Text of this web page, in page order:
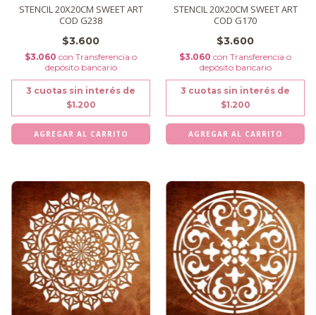
STENCIL 20X20CM SWEET ART
COD G238
$3.600
$3.060 con Transferencia o
depósito bancario
3 cuotas sin interés de
$1.200
STENCIL 20X20CM SWEET ART
COD G170
$3.600
$3.060 con Transferencia o
depósito bancario
3 cuotas sin interés de
$1.200